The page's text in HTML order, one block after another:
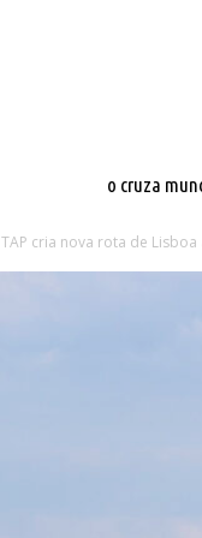
o cruza
TAP cria nova rota de Lisboa